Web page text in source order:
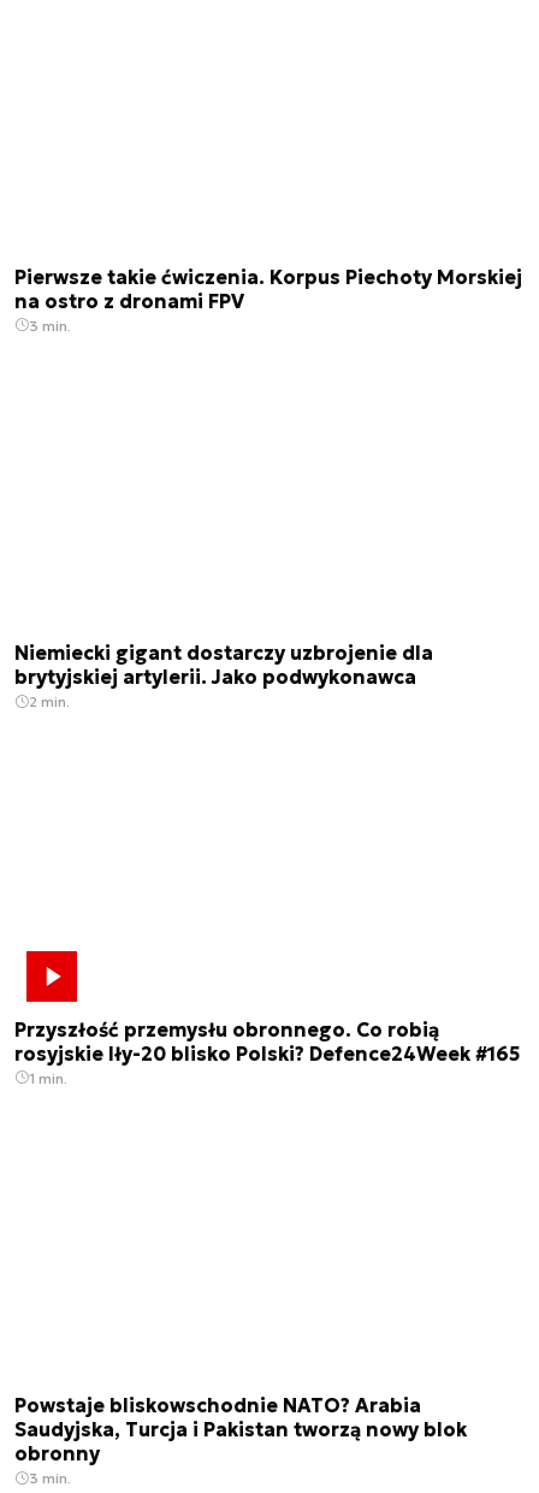
Pierwsze takie ćwiczenia. Korpus Piechoty Morskiej
na ostro z dronami FPV
3 min.
Niemiecki gigant dostarczy uzbrojenie dla
brytyjskiej artylerii. Jako podwykonawca
2 min.
Przyszłość przemysłu obronnego. Co robią
rosyjskie Iły-20 blisko Polski? Defence24Week #165
1 min.
Powstaje bliskowschodnie NATO? Arabia
Saudyjska, Turcja i Pakistan tworzą nowy blok
obronny
3 min.